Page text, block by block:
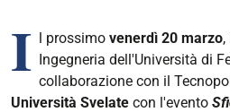
I l prossimo venerdì 20 marzo
Ingegneria dell'Università di
collaborazione con il
Università Svelate con l'evento